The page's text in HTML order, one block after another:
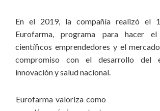
En el 2019, la compañía realizó el
Eurofarma, programa para hacer
científicos emprendedores y el
compromiso con el desarrollo del
innovación y salud nacional.
Eurofarma valoriza como